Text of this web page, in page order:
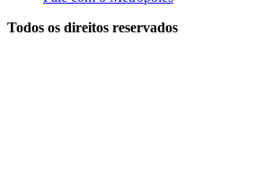
Todos os direitos reservados